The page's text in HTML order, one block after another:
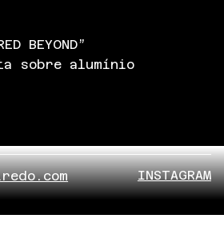
BEYOND”
sobre alumínio
INSTAGRAM